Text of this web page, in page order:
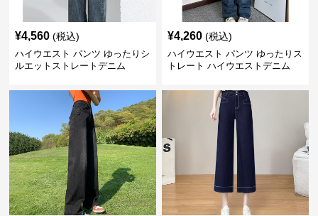
¥4,560 (税込)
ハイウエスト パンツ ゆったりシ
ルエットストレートデニム
¥4,260 (税込)
ハイウエスト パンツ ゆったりス
トレート ハイウエストデニム